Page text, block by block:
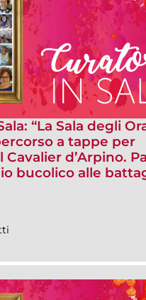
“La Sala degli
a tappe per
d’Arpino.
bucolico alle